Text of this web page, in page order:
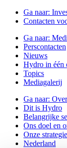
Ga naar:
Contacten
Ga naar:
Perscontacten
Nieuws
Hydro in één
Topics
Mediagalerij
Ga naar:
Dit is Hydro
Belangrijke
Ons doel en
Onze strategie
Nederland